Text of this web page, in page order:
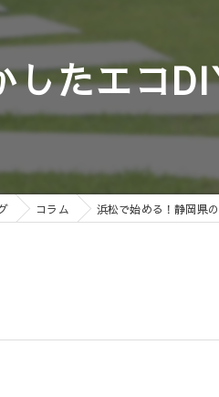
ガレージ
人工芝
インタ
たエコ
コラム 浜松で始める！静岡県